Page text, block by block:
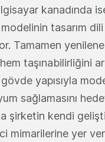
kanadında
tasarım
Tamamen
taşınabilirliğini
yapısıyla
sağlamasını
şirketin kendi
mimarilerine yer